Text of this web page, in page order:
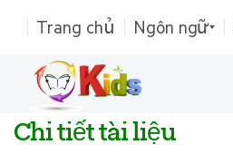
Trang chủ Ngôn ngữ
Chi tiết tài liệu